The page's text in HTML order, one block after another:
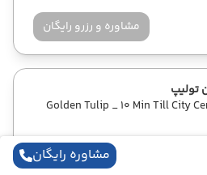
مشاوره و رزرو رایگان
تولیپ
Golden Tulip _ 10 Min Till City
مشاوره رایگان